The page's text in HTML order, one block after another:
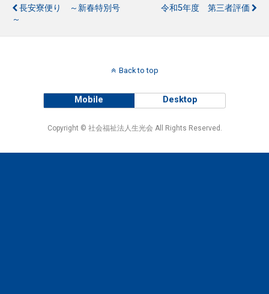
長安寮便り ～新春特別号
～
令和5年度 第三者評価
Back to top
Mobile Desktop
Copyright © 社会福祉法人生光会 All Rights Reserved.